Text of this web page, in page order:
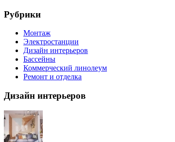
Рубрики
Монтаж
Электростанции
Дизайн интерьеров
Бассейны
Коммерческий линолеум
Ремонт и отделка
Дизайн интерьеров